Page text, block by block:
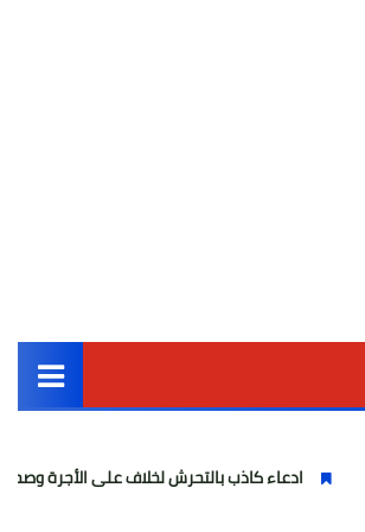
أخبار مصر
ادعاء كاذب بالتحرش لخلاف على الأجرة وصحفية وهمية